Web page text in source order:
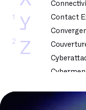
Y
1
Z
2
Contact